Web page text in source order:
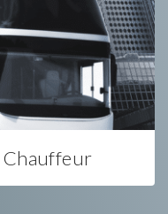
Chauffeur